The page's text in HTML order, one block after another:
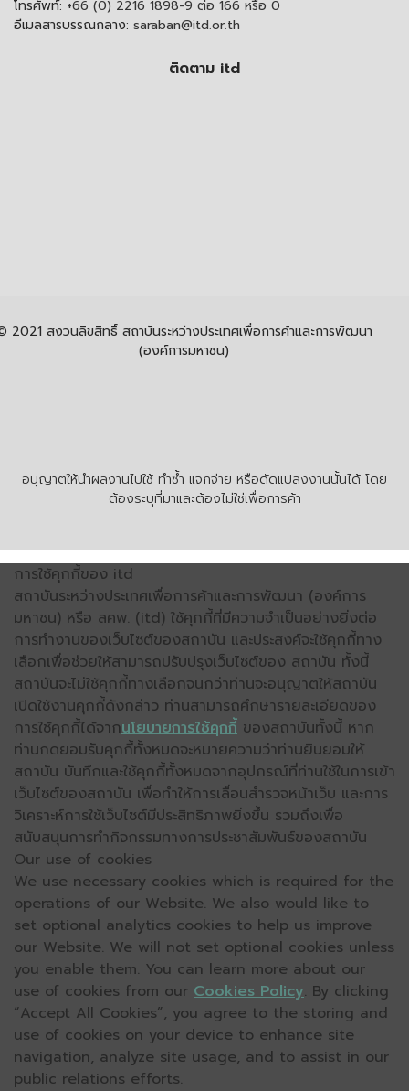
โทรศัพท์: +66 (0) 2216 1898-9 ต่อ 166 หรือ 0
อีเมลสารบรรณกลาง: saraban@itd.or.th
ติดตาม itd
อนุญาตให้นำผลงานไปใช้ ทำซ้ำ แจกจ่าย หรือดัดแปลงงานนั้นได้ โดย
ต้องระบุที่มาและต้องไม่ใช่เพื่อการค้า
2021 สงวนลิขสิทธิ์ สถาบันระหว่างประเทศเพื่อการค้าและการพัฒนา
(องค์การมหาชน)
การใช้คุกกี้ของ itd
สถาบันระหว่างประเทศเพื่อการค้าและการพัฒนา (องค์การ
มหาชน) หรือ สคพ. (itd) ใช้คุกกี้ที่มีความจำเป็นอย่างยิ่งต่อ
การทำงานของเว็บไซต์ของสถาบัน และประสงค์จะใช้คุกกี้ทาง
เลือกเพื่อช่วยให้สามารถปรับปรุงเว็บไซต์ของ สถาบัน ทั้งนี้
สถาบันจะไม่ใช้คุกกี้ทางเลือกจนกว่าท่านจะอนุญาตให้สถาบัน
เปิดใช้งานคุกกี้ดังกล่าว ท่านสามารถศึกษารายละเอียดของ
การใช้คุกกี้ได้จากนโยบายการใช้คุกกี้ ของสถาบันทั้งนี้ หาก
ท่านกดยอมรับคุกกี้ทั้งหมดจะหมายความว่าท่านยินยอมให้
สถาบัน บันทึกและใช้คุกกี้ทั้งหมดจากอุปกรณ์ที่ท่านใช้ในการเข้า
เว็บไซต์ของสถาบัน เพื่อทำให้การเลื่อนสำรวจหน้าเว็บ และการ
วิเคราะห์การใช้เว็บไซต์มีประสิทธิภาพยิ่งขึ้น รวมถึงเพื่อ
สนับสนุนการทำกิจกรรมทางการประชาสัมพันธ์ของสถาบัน
Our use of cookies
We use necessary cookies which is required for the
operations of our Website. We also would like to
set optional analytics cookies to help us improve
our Website. We will not set optional cookies unless
you enable them. You can learn more about our
use of cookies from our Cookies Policy. By clicking
“Accept All Cookies”, you agree to the storing and
use of cookies on your device to enhance site
navigation, analyze site usage, and to assist in our
public relations efforts.